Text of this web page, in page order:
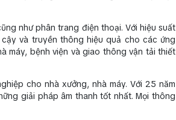
như phân trang điện thoại. Với hiệu suất
và truyền thông hiệu quả cho các ứng
máy, bệnh viện và giao thông vận tải thiết
cho nhà xưởng, nhà máy. Với 25 năm
giải pháp âm thanh tốt nhất. Mọi thông